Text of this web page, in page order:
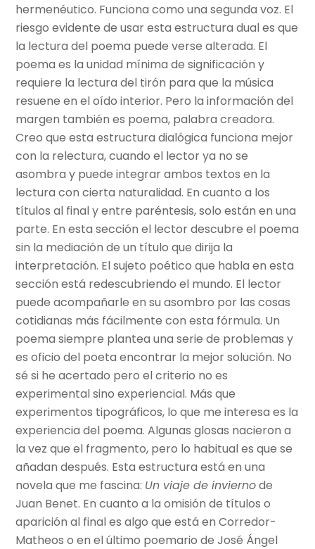
hermenéutico. Funciona como una segunda voz. El
riesgo evidente de usar esta estructura dual es que
la lectura del poema puede verse alterada. El
poema es la unidad mínima de significación y
requiere la lectura del tirón para que la música
resuene en el oído interior. Pero la información del
margen también es poema, palabra creadora.
Creo que esta estructura dialógica funciona mejor
con la relectura, cuando el lector ya no se
asombra y puede integrar ambos textos en la
lectura con cierta naturalidad. En cuanto a los
títulos al final y entre paréntesis, solo están en una
parte. En esta sección el lector descubre el poema
sin la mediación de un título que dirija la
interpretación. El sujeto poético que habla en esta
sección está redescubriendo el mundo. El lector
puede acompañarle en su asombro por las cosas
cotidianas más fácilmente con esta fórmula. Un
poema siempre plantea una serie de problemas y
es oficio del poeta encontrar la mejor solución. No
sé si he acertado pero el criterio no es
experimental sino experiencial. Más que
experimentos tipográficos, lo que me interesa es la
experiencia del poema. Algunas glosas nacieron a
la vez que el fragmento, pero lo habitual es que se
añadan después. Esta estructura está en una
novela que me fascina: Un viaje de inviernode
Juan Benet. En cuanto a la omisión de títulos o
aparición al final es algo que está en Corredor-
Matheos o en el último poemario de José Ángel